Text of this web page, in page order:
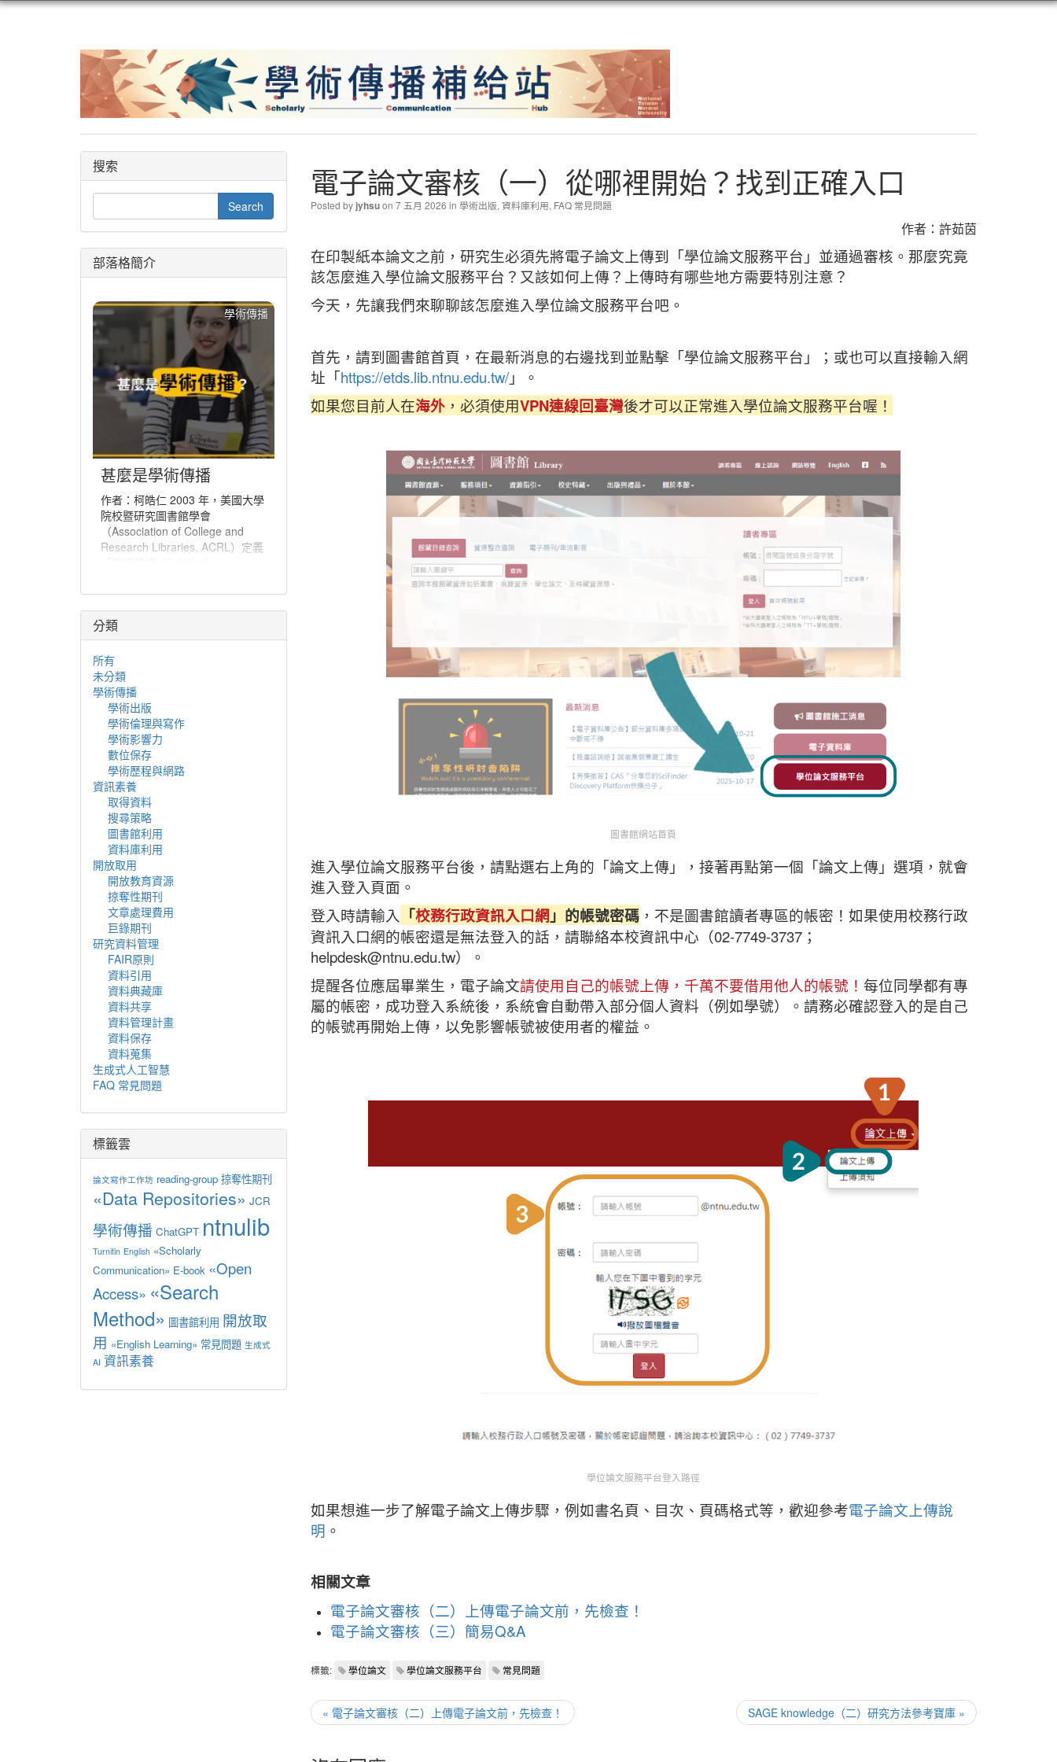
電子論文審核（一）從哪裡開始？找到正確入口
Posted by jyhsuon 7 五月 2026 in 學術出版, 資料庫利用, FAQ 常見問題
作者：許茹茵
在印製紙本論文之前，研究生必須先將電子論文上傳到「學位論文服務平台」並通過審核。那麼究竟
該怎麼進入學位論文服務平台？又該如何上傳？上傳時有哪些地方需要特別注意？
今天，先讓我們來聊聊該怎麼進入學位論文服務平台吧。
首先，請到圖書館首頁，在最新消息的右邊找到並點擊「學位論文服務平台」；或也可以直接輸入網
址「https://etds.lib.ntnu.edu.tw/」。
如果您目前人在海外，必須使用VPN連線回臺灣後才可以正常進入學位論文服務平台喔！
圖書館網站首頁
進入學位論文服務平台後，請點選右上角的「論文上傳」，接著再點第一個「論文上傳」選項，就會
進入登入頁面。
登入時請輸入 「校務行政資訊入口網」的帳號密碼，不是圖書館讀者專區的帳密！如果使用校務行政
資訊入口網的帳密還是無法登入的話，請聯絡本校資訊中心（02-7749-3737；
helpdesk@ntnu.edu.tw）。
提醒各位應屆畢業生，電子論文請使用自己的帳號上傳，千萬不要借用他人的帳號！ 每位同學都有專
屬的帳密，成功登入系統後，系統會自動帶入部分個人資料（例如學號）。請務必確認登入的是自己
的帳號再開始上傳，以免影響帳號被使用者的權益。
學位論文服務平台登入路徑
如果想進一步了解電子論文上傳步驟，例如書名頁、目次、頁碼格式等，歡迎參考電子論文上傳說
明 。
相關文章
電子論文審核（二）上傳電子論文前，先檢查！
電子論文審核（三）簡易Q&A
標籤: 學位論文 學位論文服務平台 常見問題
« 電子論文審核（二）上傳電子論文前，先檢查！ SAGE knowledge（二）研究方法參考寶庫 »
搜索
部落格簡介
學術傳播
甚麼是學術傳播
作者：柯皓仁 2003 年，美國大學
院校暨研究圖書館學會
（Association of College and
Research Libraries, ACRL）定義
統，經由該系統創建研究和其他學
術著作、評估品質、傳播於學術社
群、並保存以備未來所使用」。學
術傳播也可說是學者分享與出版研
究發現、使研究發現能夠廣為學術
社群或更多人能取得的程序。
分類
所有
未分類
學術傳播
學術出版
學術倫理與寫作
學術影響力
數位保存
學術歷程與網路
資訊素養
取得資料
搜尋策略
圖書館利用
資料庫利用
開放取用
開放教育資源
掠奪性期刊
文章處理費用
巨錄期刊
研究資料管理
FAIR原則
資料引用
資料典藏庫
資料共享
資料管理計畫
資料保存
資料蒐集
生成式人工智慧
FAQ 常見問題
標籤雲
論文寫作工作坊 reading-group 掠奪性期刊
«Data Repositories» JCR
學術傳播 ChatGPT ntnulib
Turnitin English «Scholarly
Communication» E-book «Open
Access» «Search
Method» 圖書館利用 開放取
用 «English Learning» 常見問題 生成式
AI 資訊素養